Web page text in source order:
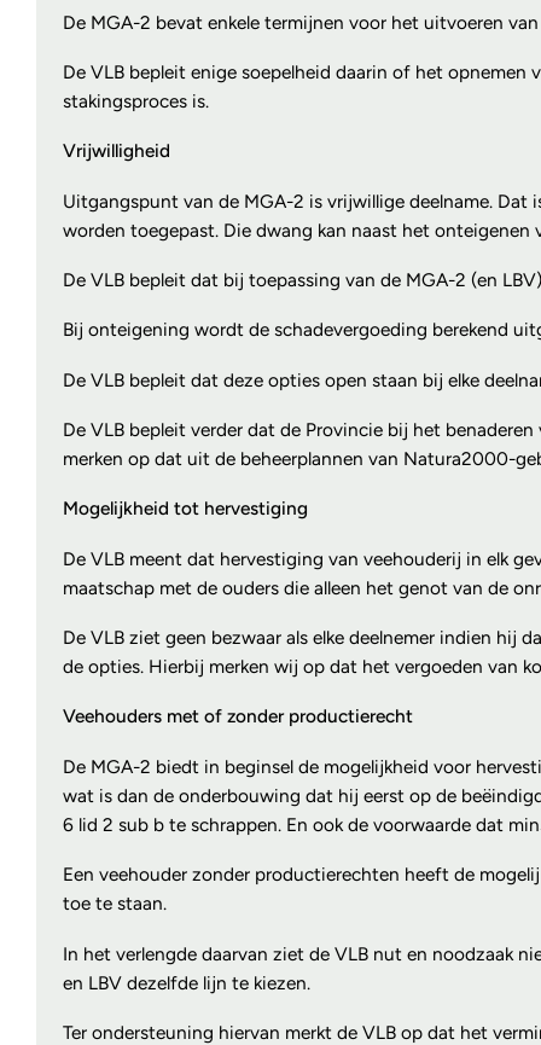
De MGA-2 bevat enkele termijnen voor het uitvoeren
De VLB bepleit enige soepelheid daarin of het
stakingsproces is.
Vrijwilligheid
Uitgangspunt van de MGA-2 is vrijwillige deelname.
worden toegepast. Die dwang kan naast het
De VLB bepleit dat bij toepassing van de MGA-2 (en
Bij onteigening wordt de schadevergoeding berekend
De VLB bepleit dat deze opties open staan bij elke
De VLB bepleit verder dat de Provincie bij het
merken op dat uit de beheerplannen van Natura2000-
Mogelijkheid tot hervestiging
De VLB meent dat hervestiging van veehouderij in elk
maatschap met de ouders die alleen het genot van de
De VLB ziet geen bezwaar als elke deelnemer indien
de opties. Hierbij merken wij op dat het vergoeden van
Veehouders met of zonder productierecht
De MGA-2 biedt in beginsel de mogelijkheid voor
wat is dan de onderbouwing dat hij eerst op de
6 lid 2 sub b te schrappen. En ook de voorwaarde dat
Een veehouder zonder productierechten heeft de
toe te staan.
In het verlengde daarvan ziet de VLB nut en noodzaak
en LBV dezelfde lijn te kiezen.
Ter ondersteuning hiervan merkt de VLB op dat het